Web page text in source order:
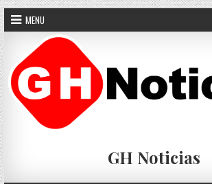
Skip
to
content
MENU
GH Noticias